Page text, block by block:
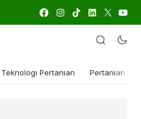
Teknologi Pertanian Pertanian